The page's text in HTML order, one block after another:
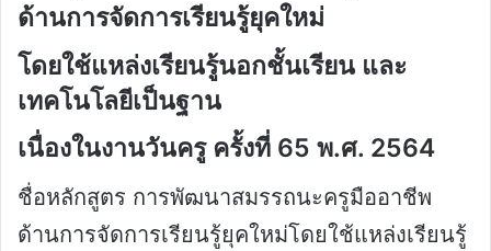
ด้านการจัดการเรียนรู้ยุคใหม่
โดยใช้แหล่งเรียนรู้นอกชั้นเรียน และ
เทคโนโลยีเป็นฐาน
เนื่องในงานวันครู ครั้งที่ 65 พ.ศ. 2564
ชื่อหลักสูตร การพัฒนาสมรรถนะครูมืออาชีพ
ด้านการจัดการเรียนรู้ยุคใหม่โดยใช้แหล่งเรียนรู้